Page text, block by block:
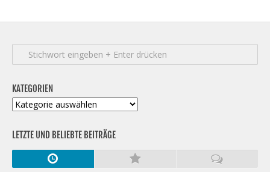
KATEGORIEN
Kategorien
LETZTE UND BELIEBTE BEITRÄGE